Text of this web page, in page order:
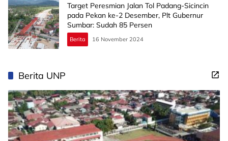
Target Peresmian Jalan Tol Padang-Sicincin
pada Pekan ke-2 Desember, Plt Gubernur
Sumbar: Sudah 85 Persen
Berita 16 November 2024
Berita UNP